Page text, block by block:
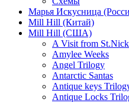
Марья Искусница
Mill Hill (Китай)
Mill Hill (США)
A Visit from
Amylee Weeks
Angel Trilogy
Antarctic Santas
Antique keys
Antique Locks